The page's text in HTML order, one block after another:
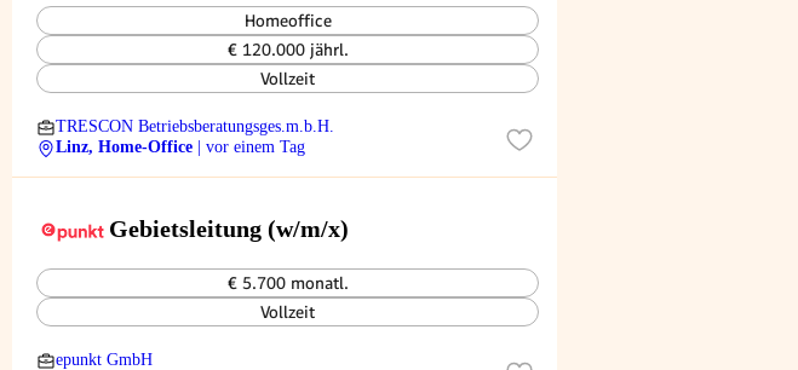
Homeoffice
€ 120.000 jährl.
Vollzeit
TRESCON Betriebsberatungsges.m.b.H.
Linz, Home-Office
| vor einem Tag
Gebietsleitung (w/m/x)
€ 5.700 monatl.
Vollzeit
epunkt GmbH